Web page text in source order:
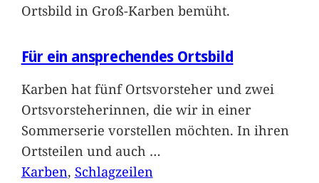
Ortsbild in Groß-Karben bemüht.
Für ein ansprechendes Ortsbild
Karben hat fünf Ortsvorsteher und zwei
Ortsvorsteherinnen, die wir in einer
Sommerserie vorstellen möchten. In ihren
Ortsteilen und auch …
Karben, Schlagzeilen